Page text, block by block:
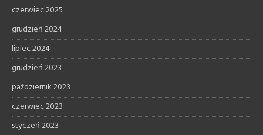
czerwiec 2025
grudzień 2024
lipiec 2024
grudzień 2023
październik 2023
czerwiec 2023
styczeń 2023